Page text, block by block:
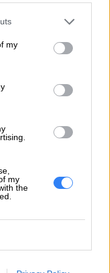
my
my
the
i niezawodność
niezwykle
dłuższe. Co
technologię Intel
naprawianie,
sprawia, że
jest proste i
model Small
stworzony na
różni się swoimi
To rozwiązanie